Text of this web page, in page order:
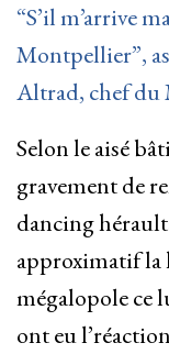
“S’il m’arrive
Montpellier”,
Altrad, chef
Selon le aisé
gravement de
dancing
approximatif la
mégalopole ce
ont eu